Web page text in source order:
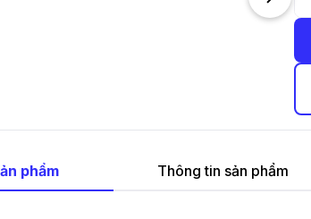
phẩm Thông tin sản phẩm